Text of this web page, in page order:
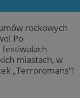
rockowych
Po
miastach, w
„Terroromans”!